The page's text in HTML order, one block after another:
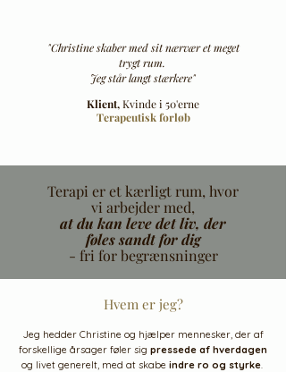
"Christine skaber med sit nærvær et meget
trygt rum.
Jeg står langt stærkere"
Klient,Kvinde i 50'erne
Terapeutisk forløb​
Terapi er et kærligt rum, hvor
vi arbejder med,
at du kan leve det liv, der
føles sandt for dig
- fri for begrænsninger
Hvem er jeg?
Jeg hedder Christine og hjælper mennesker, der af
forskellige årsager føler sig pressede af hverdagen
og livet generelt, med at skabe indre ro og styrke.